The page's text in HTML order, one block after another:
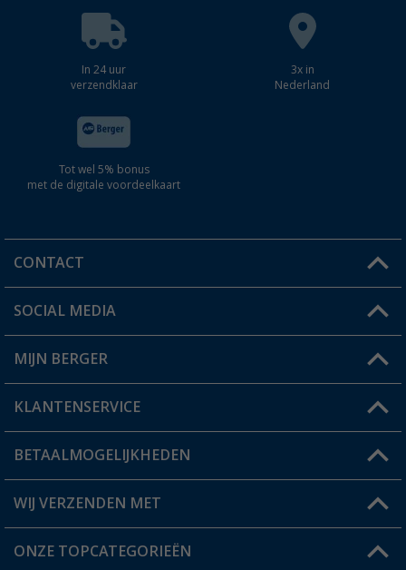
In 24 uur
verzendklaar
3x in
Nederland
Tot wel 5% bonus
met de digitale voordeelkaart
CONTACT
Een vraag?
Winkel vinden
SOCIAL MEDIA
MIJN BERGER
Mijn account
Status bestelling
Verlanglijstje
KLANTENSERVICE
FAQ & Contact
Verzendinformatie
BETAALMOGELIJKHEDEN
WIJ VERZENDEN MET
ONZE TOPCATEGORIEËN